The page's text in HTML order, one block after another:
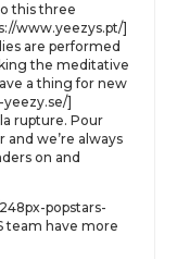
this three
www.yeezys.pt/]
are performed
the meditative
a thing for new
]
rupture. Pour
we’re always
on and
popstars-
team have more